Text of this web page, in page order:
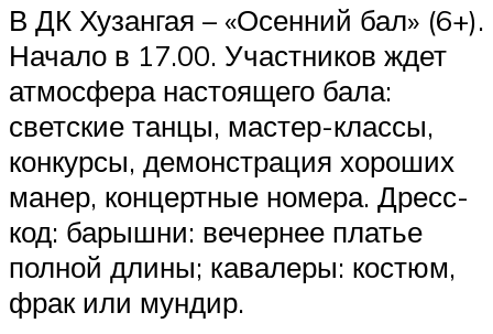
В ДК Хузангая – «Осенний бал» (6+).
Начало в 17.00. Участников ждет
атмосфера настоящего бала:
светские танцы, мастер-классы,
конкурсы, демонстрация хороших
манер, концертные номера. Дресс-
код: барышни: вечернее платье
полной длины; кавалеры: костюм,
фрак или мундир.